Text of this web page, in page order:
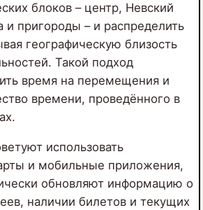
блоков – центр, Невский
и пригороды – и распределить
географическую близость
Такой подход
время на перемещения и
времени, проведённого в
использовать
и мобильные приложения,
обновляют информацию о
наличии билетов и текущих